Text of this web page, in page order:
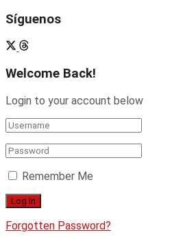
Síguenos
Welcome Back!
Login to your account below
Remember Me
Forgotten Password?